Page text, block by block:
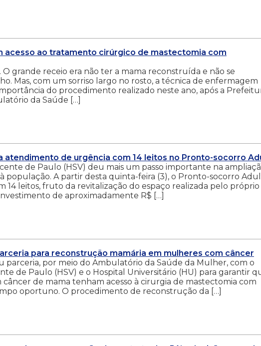
acesso ao tratamento cirúrgico de mastectomia com
O grande receio era não ter a mama reconstruída e não se
Mas, com um sorriso largo no rosto, a técnica de enfermagem
do procedimento realizado neste ano, após a
da Saúde […]
atendimento de urgência com 14 leitos no Pronto-socorro
de Paulo (HSV) deu mais um passo importante na
população. A partir desta quinta-feira (3), o Pronto-socorro
14 leitos, fruto da revitalização do espaço realizada pelo próprio
de aproximadamente R$ […]
para reconstrução mamária em mulheres com câncer
por meio do Ambulatório da Saúde da Mulher, com o
de Paulo (HSV) e o Hospital Universitário (HU) para garantir
de mama tenham acesso à cirurgia de mastectomia com
oportuno. O procedimento de reconstrução da […]